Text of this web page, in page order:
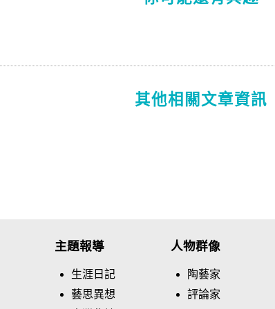
其他相關文章資訊
主題報導
生涯日記
藝思異想
人物群像
陶藝家
評論家